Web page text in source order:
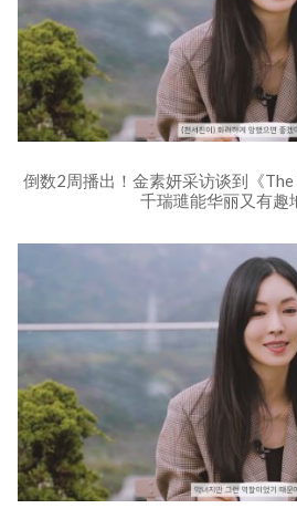
倒数2周播出！金素妍采访谈到《
千瑞璡能华丽又有趣